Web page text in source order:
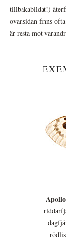
tillbakabildat!)
ovansidan finns
är resta mot